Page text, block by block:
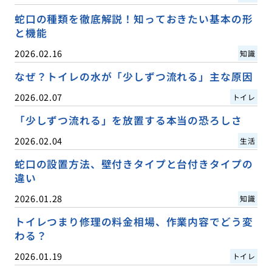
蛇口の種類を徹底解説！知っておきたい基本の形
と機能
2026.02.16 知識
なぜ？トイレの水が「少しずつ流れる」主な原因
2026.02.07 トイレ
「少しずつ流れる」を放置する本当の恐ろしさ
2026.02.04 生活
蛇口の設置方法、壁付きタイプと台付きタイプの
違い
2026.01.28 知識
トイレつまり修理の料金相場、作業内容でどう変
わる？
2026.01.19 トイレ